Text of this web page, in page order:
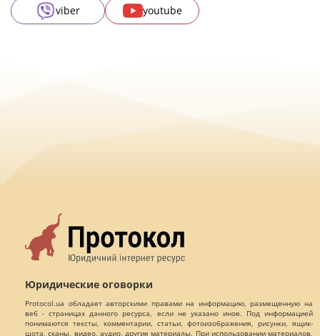
viber
youtube
Юридические оговорки
Protocol.ua обладает авторскими правами на информацию, размещенную на
веб - страницах данного ресурса, если не указано иное. Под информацией
понимаются тексты, комментарии, статьи, фотоизображения, рисунки, ящик-
шота, сканы, видео, аудио, другие материалы. При использовании материалов,